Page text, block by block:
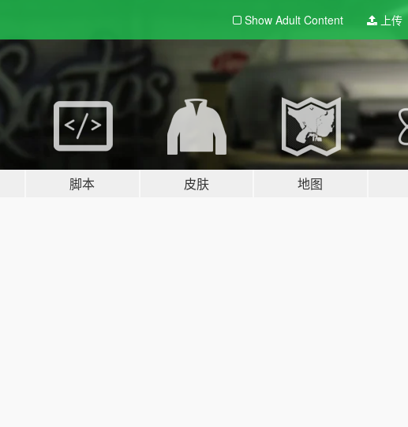
Show Adult Content 上传
脚本 皮肤 地图